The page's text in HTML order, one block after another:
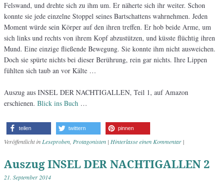
Felswand, und drehte sich zu ihm um. Er näherte sich ihr weiter. Schon
konnte sie jede einzelne Stoppel seines Bartschattens wahrnehmen. Jeden
Moment würde sein Körper auf den ihren treffen. Er hob beide Arme, um
sich links und rechts von ihrem Kopf abzustützen, und küsste flüchtig ihren
Mund. Eine einzige fließende Bewegung. Sie konnte ihm nicht ausweichen.
Doch sie spürte nichts bei dieser Berührung, rein gar nichts. Ihre Lippen
fühlten sich taub an vor Kälte …
Auszug aus INSEL DER NACHTIGALLEN, Teil 1, auf Amazon
erschienen. Blick ins Buch …
teilen twittern pinnen
Veröffentlicht inLeseproben, Protagonisten | Hinterlasse einen Kommentar |
Auszug INSEL DER NACHTIGALLEN 2
21. September 2014